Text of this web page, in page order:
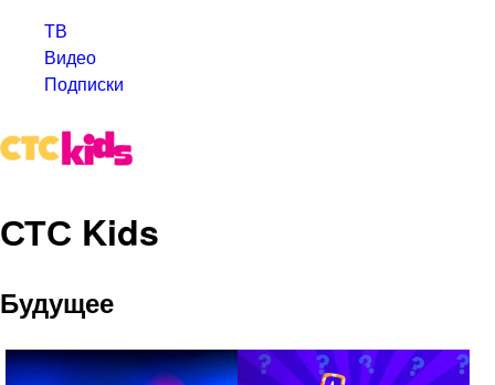
ТВ
Видео
Подписки
СТС Kids
Будущее